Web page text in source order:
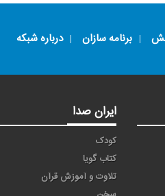
برنامه سازان درباره شبکه
ایران صدا
کودک
کتاب گویا
تلاوت و آموزش قرآن